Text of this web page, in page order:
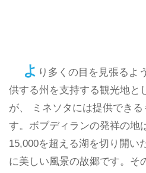
よ り多くの目を見張るよ
供する州を支持する観光地と
が、 ミネソタには提供でき
す。ボブディランの発祥の地
15,000を超える湖を切り開い
に美しい風景の故郷です。そ